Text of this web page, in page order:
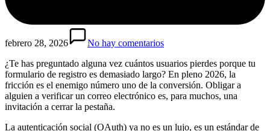
febrero 28, 2026
No hay comentarios
¿Te has preguntado alguna vez cuántos usuarios pierdes porque tu
formulario de registro es demasiado largo? En pleno 2026, la
fricción es el enemigo número uno de la conversión. Obligar a
alguien a verificar un correo electrónico es, para muchos, una
invitación a cerrar la pestaña.
La autenticación social (OAuth) ya no es un lujo, es un estándar de